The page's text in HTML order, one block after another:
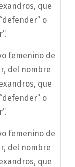
que
o
femenino de
del nombre
que
o
femenino de
del nombre
que